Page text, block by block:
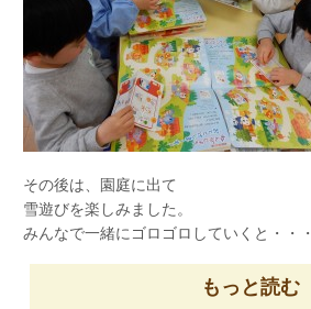
その後は、園庭に出て
雪遊びを楽しみました。
みんなで一緒にゴロゴロしていくと・・・
もっと読む